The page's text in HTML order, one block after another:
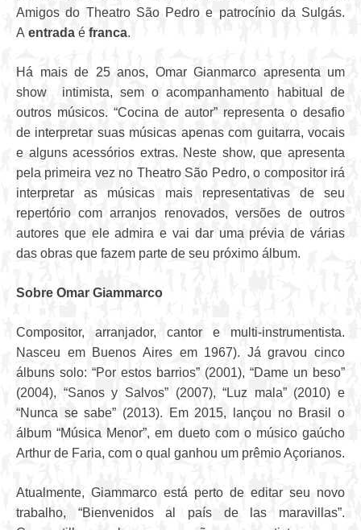
Amigos do Theatro São Pedro e patrocínio da Sulgás.
A entrada é franca.
Há mais de 25 anos, Omar Gianmarco apresenta um
show intimista, sem o acompanhamento habitual de
outros músicos. “Cocina de autor” representa o desafio
de interpretar suas músicas apenas com guitarra, vocais
e alguns acessórios extras. Neste show, que apresenta
pela primeira vez no Theatro São Pedro, o compositor irá
interpretar as músicas mais representativas de seu
repertório com arranjos renovados, versões de outros
autores que ele admira e vai dar uma prévia de várias
das obras que fazem parte de seu próximo álbum.
Sobre Omar Giammarco
Compositor, arranjador, cantor e multi-instrumentista.
Nasceu em Buenos Aires em 1967). Já gravou cinco
álbuns solo: “Por estos barrios” (2001), “Dame un beso”
(2004), “Sanos y Salvos” (2007), “Luz mala” (2010) e
“Nunca se sabe” (2013). Em 2015, lançou no Brasil o
álbum “Música Menor”, em dueto com o músico gaúcho
Arthur de Faria, com o qual ganhou um prêmio Açorianos.
Atualmente, Giammarco está perto de editar seu novo
trabalho, “Bienvenidos al país de las maravillas”.